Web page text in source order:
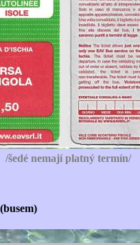
/šedé nemají platný termín/
(busem)